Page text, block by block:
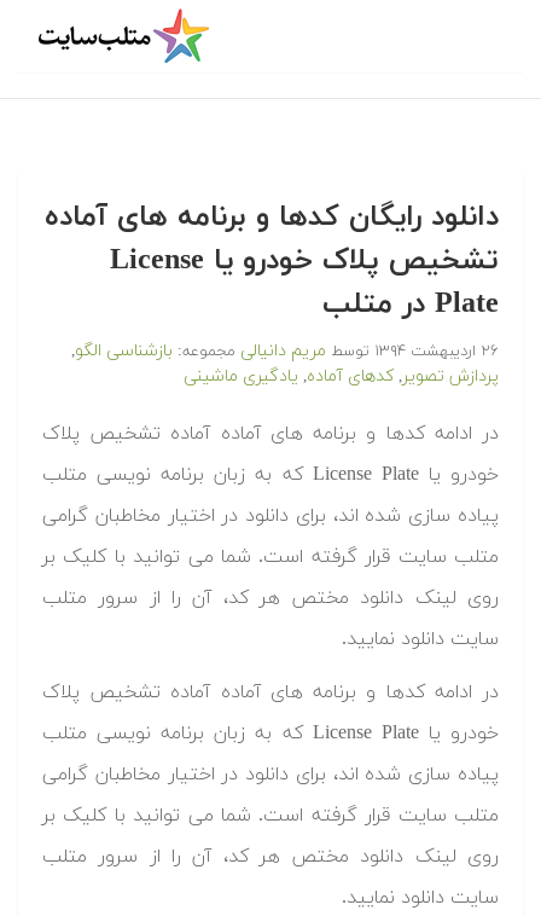
دانلود رایگان کدها و برنامه های آماده
تشخیص پلاک خودرو یا License
Plate در متلب‬‬
۲۶ اردیبهشت ۱۳۹۴ توسط مریم دانیالی مجموعه: بازشناسی الگو,
پردازش تصویر,کدهای آماده, یادگیری ماشینی
‫در ادامه کدها و برنامه های آماده آماده تشخیص پلاک
خودرو یا License Plate که به زبان برنامه نویسی متلب
پیاده سازی شده اند، برای دانلود در اختیار مخاطبان گرامی
متلب سایت قرار گرفته است. شما می توانید با کلیک بر
روی لینک دانلود مختص هر کد، آن را از سرور متلب
سایت دانلود نمایید.‬
‫در ادامه کدها و برنامه های آماده آماده تشخیص پلاک
خودرو یا License Plate که به زبان برنامه نویسی متلب
پیاده سازی شده اند، برای دانلود در اختیار مخاطبان گرامی
متلب سایت قرار گرفته است. شما می توانید با کلیک بر
روی لینک دانلود مختص هر کد، آن را از سرور متلب
سایت دانلود نمایید.‬